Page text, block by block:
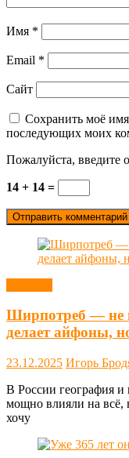
Имя *
Email *
Сайт
Сохранить моё
последующих моих
Пожалуйста, введите
14 + 14 =
Ширпотреб — не
делает айфоны,
23.12.2025 Игорь
В России география и
мощно влияли на всё,
хочу